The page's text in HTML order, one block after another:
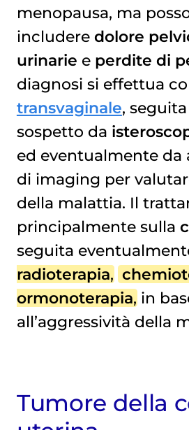
menopausa, ma
includere dolore
urinarie e perdite di
diagnosi si effettua
transvaginale,
sospetto da
ed eventualmente da
di imaging per
della malattia. Il
principalmente sulla
seguita
radioterapia,
ormonoterapia, in
all’aggressività della
Tumore della